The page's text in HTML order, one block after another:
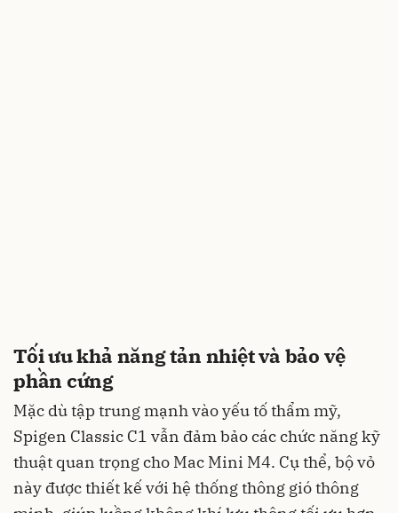
Tối ưu khả năng tản nhiệt và bảo vệ
phần cứng
Mặc dù tập trung mạnh vào yếu tố thẩm mỹ,
Spigen Classic C1 vẫn đảm bảo các chức năng kỹ
thuật quan trọng cho Mac Mini M4. Cụ thể, bộ vỏ
này được thiết kế với hệ thống thông gió thông